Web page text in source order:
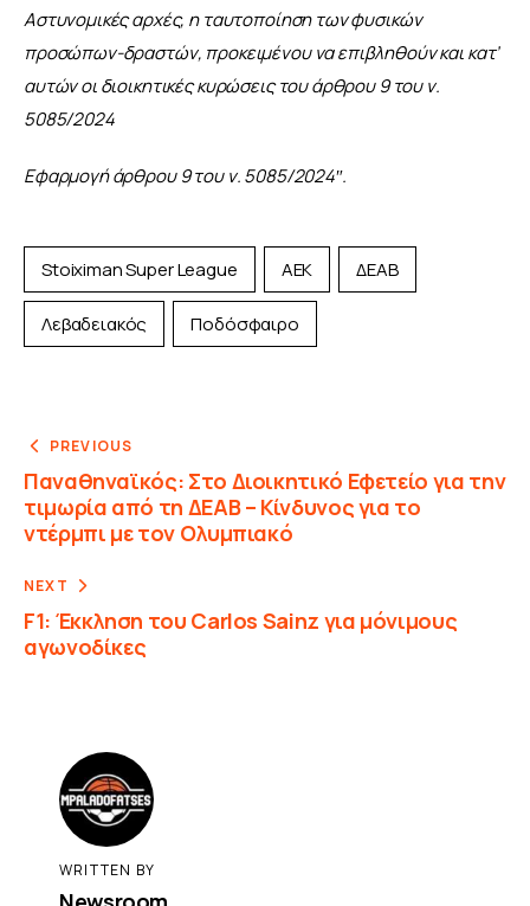
Αστυνομικές αρχές, η ταυτοποίηση των φυσικών
προσώπων-δραστών, προκειμένου να επιβληθούν και κατ’
αυτών οι διοικητικές κυρώσεις του άρθρου 9 του ν.
5085/2024
Εφαρμογή άρθρου 9 του ν. 5085/2024″.
Stoiximan Super League ΑΕΚ ΔΕΑΒ
Λεβαδειακός Ποδόσφαιρο
PREVIOUS
Παναθηναϊκός: Στο Διοικητικό Εφετείο για την
τιμωρία από τη ΔΕΑΒ – Κίνδυνος για το
ντέρμπι με τον Ολυμπιακό
NEXT
F1: Έκκληση του Carlos Sainz για μόνιμους
αγωνοδίκες
WRITTEN BY